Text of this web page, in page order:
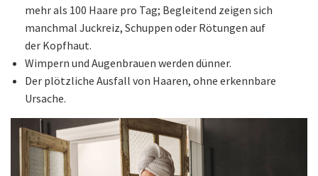
mehr als 100 Haare pro Tag; Begleitend zeigen sich
manchmal Juckreiz, Schuppen oder Rötungen auf
der Kopfhaut.
Wimpern und Augenbrauen werden dünner.
Der plötzliche Ausfall von Haaren, ohne erkennbare
Ursache.